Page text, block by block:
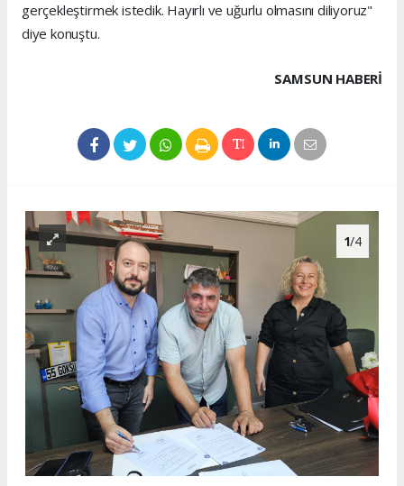
gerçekleştirmek istedik. Hayırlı ve uğurlu olmasını diliyoruz"
diye konuştu.
SAMSUN HABERİ
1/4